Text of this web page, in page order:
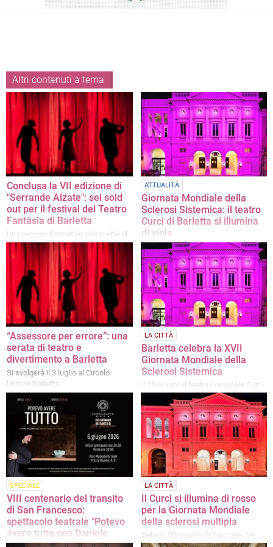
Altri contenuti a tema
Conclusa la VII edizione di
"Serrande Alzate": sei sold
out per il festival del Teatro
Fantàsia di Barletta
Un percorso formativo che mette al
centro la persona prima ancora
dell'attore
ATTUALITÀ
Giornata Mondiale della
Sclerosi Sistemica: il teatro
Curci di Barletta si illumina
di viola
L'iniziativa ha l'obiettivo di richiamare
l'attenzione dell'opinione pubblica su
questa malattia rara
“Assessore per errore”: una
serata di teatro e
divertimento a Barletta
Si svolgerà il 3 luglio al Circolo
Unione Barletta
LA CITTÀ
Barletta celebra la XVII
Giornata Mondiale della
Sclerosi Sistemica
Il 29 giugno il teatro comunale Curci
si illuminerà di viola
SPECIALE
VIII centenario del transito
di San Francesco:
spettacolo teatrale "Potevo
avere tutto con Daniele
LA CITTÀ
Il Curci si illumina di rosso
per la Giornata Mondiale
della sclerosi multipla
Sabato 30 maggio la facciata del